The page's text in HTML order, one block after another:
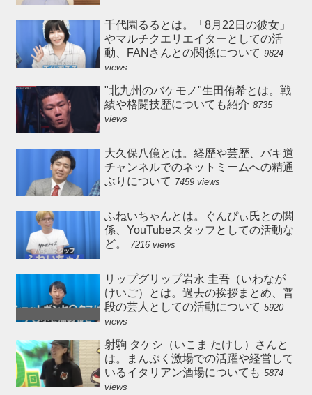
千代園るるとは。「8月22日の彼女」
やマルチクエリエイターとしての活
動、FANさんとの関係について 9824
views
"北九州のバケモノ"生田侑希とは。戦
績や格闘技歴についても紹介 8735
views
大久保八億とは。経歴や芸歴、バキ道
チャンネルでのネットミームへの精通
ぶりについて 7459 views
ふねいちゃんとは。ぐんぴぃ氏との関
係、YouTubeスタッフとしての活動な
ど。
7216 views
リップグリップ岩永 圭吾（いわなが
けいご）とは。過去の挨拶まとめ、普
段の芸人としての活動について 5920
views
射駒 タケシ（いこま たけし）さんと
は。まんぷく激場での活躍や経営して
いるイタリアン酒場についても 5874
views